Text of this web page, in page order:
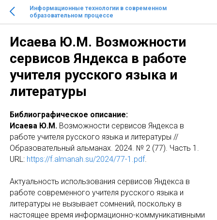
Информационные технологии в современном
образовательном процессе
Исаева Ю.М. Возможности
сервисов Яндекса в работе
учителя русского языка и
литературы
Библиографическое описание:
Исаева Ю.М. Возможности сервисов Яндекса в
работе учителя русского языка и литературы //
Образовательный альманах. 2024. № 2 (77). Часть 1.
URL: https://f.almanah.su/2024/77-1.pdf.
Актуальность использования сервисов Яндекса в
работе современного учителя русского языка и
литературы не вызывает сомнений, поскольку в
настоящее время информационно-коммуникативными